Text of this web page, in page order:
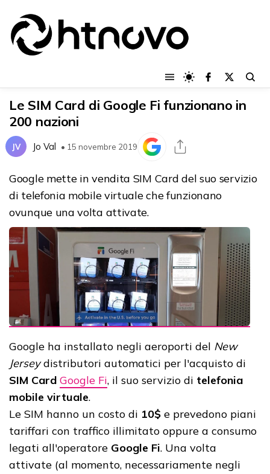
Le SIM Card di Google Fi funzionano in
200 nazioni
JV Jo Val • 15 novembre 2019
Google mette in vendita SIM Card del suo servizio
di telefonia mobile virtuale che funzionano
ovunque una volta attivate.
Google ha installato negli aeroporti del New
Jerseydistributori automatici per l'acquisto di
SIM Card Google Fi, il suo servizio di telefonia
mobile virtuale.
Le SIM hanno un costo di 10$ e prevedono piani
tariffari con traffico illimitato oppure a consumo
legati all'operatore Google Fi. Una volta
attivate (al momento, necessariamente negli